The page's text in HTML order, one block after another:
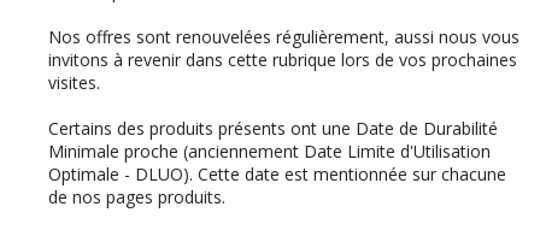
Nos offres sont renouvelées régulièrement, aussi nous vous
invitons à revenir dans cette rubrique lors de vos prochaines
visites.
Certains des produits présents ont une Date de Durabilité
Minimale proche (anciennement Date Limite d'Utilisation
Optimale - DLUO). Cette date est mentionnée sur chacune
de nos pages produits.